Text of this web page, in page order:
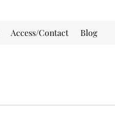
Access/Contact Blog